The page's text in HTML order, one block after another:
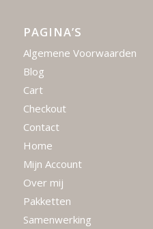
PAGINA’S
Algemene Voorwaarden
Blog
Cart
Checkout
Contact
Home
Mijn Account
Over mij
Pakketten
Samenwerking